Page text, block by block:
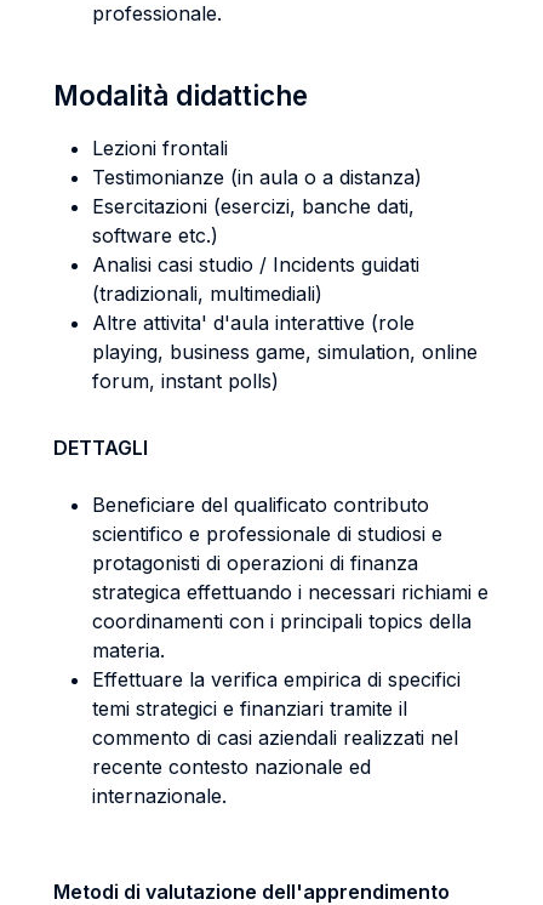
professionale.
Modalità didattiche
Lezioni frontali
Testimonianze (in aula o a distanza)
Esercitazioni (esercizi, banche dati,
software etc.)
Analisi casi studio / Incidents guidati
(tradizionali, multimediali)
Altre attivita' d'aula interattive (role
playing, business game, simulation, online
forum, instant polls)
DETTAGLI
Beneficiare del qualificato contributo
scientifico e professionale di studiosi e
protagonisti di operazioni di finanza
strategica effettuando i necessari richiami e
coordinamenti con i principali topics della
materia.
Effettuare la verifica empirica di specifici
temi strategici e finanziari tramite il
commento di casi aziendali realizzati nel
recente contesto nazionale ed
internazionale.
Metodi di valutazione dell'apprendimento